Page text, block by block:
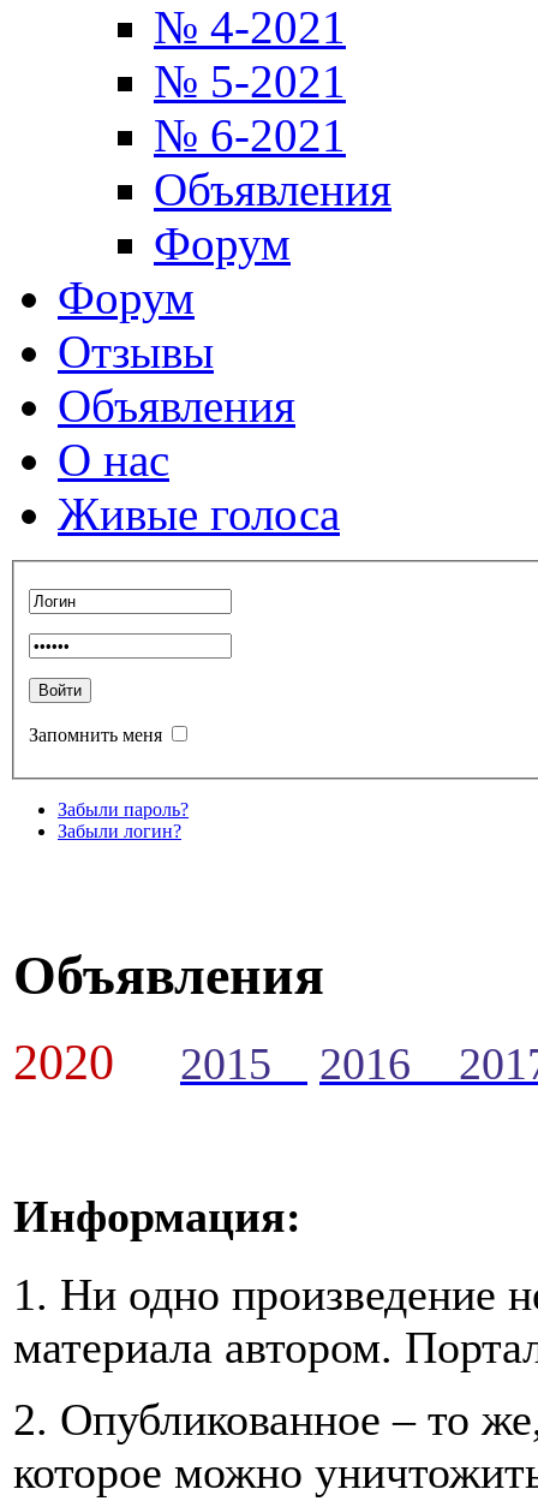
№ 4-2021
№ 5-2021
№ 6-2021
Объявления
Форум
Форум
Отзывы
Объявления
О нас
Живые голоса
Запомнить меня
Забыли пароль?
Забыли логин?
Объявления
2020 2015 2016
Информация:
1. Ни одно произведение
материала автором.
2. Опубликованное – то
которое можно